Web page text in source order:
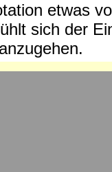
etwas
sich der